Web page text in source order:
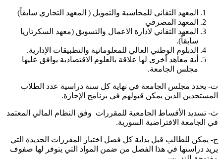
المعهد التقاني للمحاسبة والتمويل ( المعهد التجاري سابقاً)
المعهد المصرفي
المعهد التقاني لادارة الاعمال والتسويق (معهد السكرتاريا
سابقاً).
الدبلوم الوطني العالي للمعلوماتية والتطبيقات الإدارية.
أية معاهد أخرى لها علاقة بالعلوم الاقتصادية يوافق عليها
مجلس الجامعة.
يحدد مجلس الجامعة في نهاية كل سنة دراسية عدد الطلاب
الذين يمكن قبولهم في برنامج الإجازة.
تسديد الأقساط الجامعية للمقررات وفق النظام المالي المعتمد
الجامعة الافتراضية السورية.
يمكن للطالب قبل بداية كل فصل اختيار المقررات الجديدة التي
دراستها في هذا الفصل من ضمن المواد التي يتوفر لها صفوف